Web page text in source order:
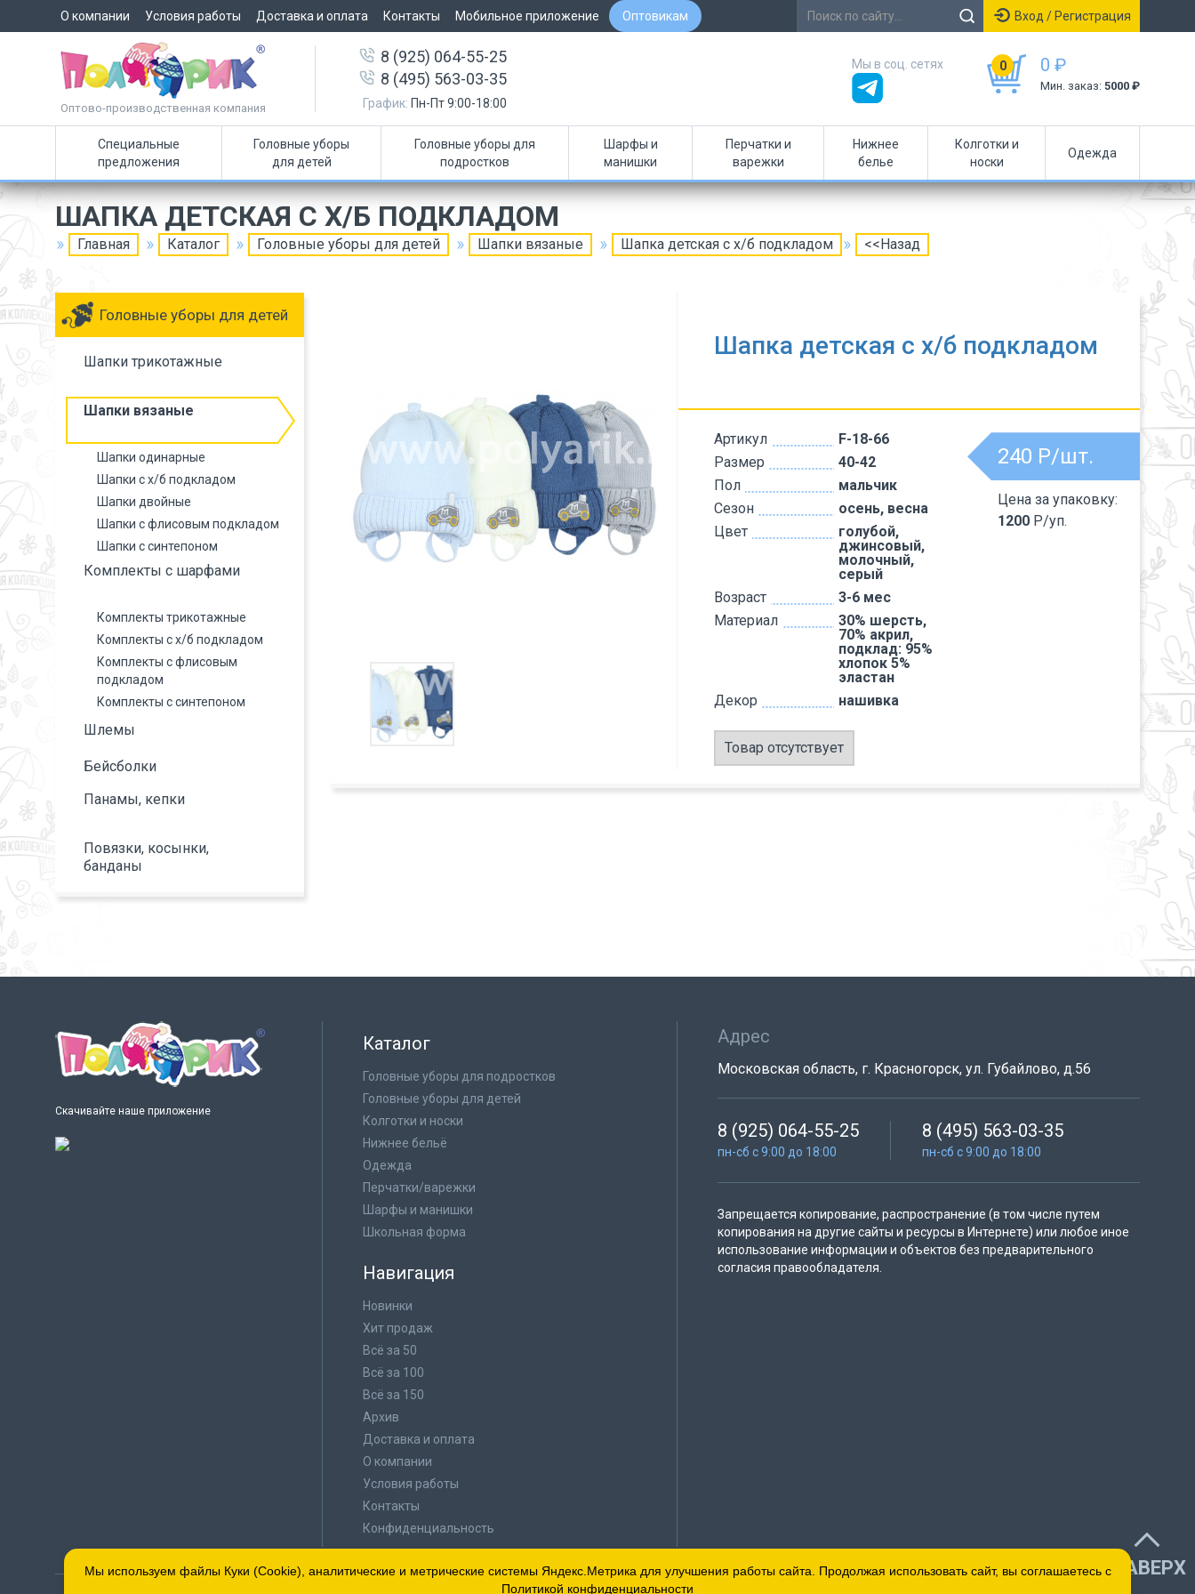
О компании Условия работы Доставка и оплата Контакты Мобильное приложение Оптовикам Вход / Регистрация
Оптово-производственная компания
8 (925) 064-55-25
8 (495) 563-03-35
График: Пн-Пт 9:00-18:00
0 0 ₽
Мин. заказ: 5000 ₽
Мы в соц. сетях
Специальные
предложения
Головные уборы
для детей
Головные уборы для
подростков
Шарфы и
манишки
Перчатки и
варежки
Нижнее
белье
Колготки и
носки
Одежда
ШАПКА ДЕТСКАЯ С Х/Б ПОДКЛАДОМ
Главная Каталог Головные уборы для детей Шапки вязаные Шапка детская с х/б подкладом <<Назад
Головные уборы для детей
Шапки трикотажные
Шапки вязаные
Шапки одинарные
Шапки с х/б подкладом
Шапки двойные
Шапки с флисовым подкладом
Шапки с синтепоном
Комплекты с шарфами
Комплекты трикотажные
Комплекты с х/б подкладом
Комплекты с флисовым
подкладом
Комплекты с синтепоном
Шлемы
Бейсболки
Панамы, кепки
Повязки, косынки,
банданы
Шапка детская с х/б подкладом
Артикул
F-18-66
Размер
40-42
Пол
мальчик
Сезон
осень, весна
Цвет
голубой,
джинсовый,
молочный,
серый
Возраст
3-6 мес
Материал
30% шерсть,
70% акрил,
подклад: 95%
хлопок 5%
эластан
Декор
нашивка
240 Р/шт.
Цена за упаковку:
1200 Р/уп.
Товар отсутствует
Скачивайте наше приложение
Каталог
Головные уборы для подростков
Головные уборы для детей
Колготки и носки
Нижнее бельё
Одежда
Перчатки/варежки
Шарфы и манишки
Школьная форма
Навигация
Новинки
Хит продаж
Всё за 50
Всё за 100
Всё за 150
Архив
Доставка и оплата
О компании
Условия работы
Контакты
Конфиденциальность
Адрес
Московская область, г. Красногорск, ул. Губайлово, д.56
8 (925) 064-55-25
пн-сб с 9:00 до 18:00
8 (495) 563-03-35
пн-сб с 9:00 до 18:00
Запрещается копирование, распространение (в том числе путем
копирования на другие сайты и ресурсы в Интернете) или любое иное
использование информации и объектов без предварительного
согласия правообладателя.
НАВЕРХ
Мы используем файлы Куки (Cookie), аналитические и метрические системы Яндекс.Метрика для улучшения работы сайта. Продолжая использовать сайт, вы соглашаетесь с
Политикой конфиденциальности